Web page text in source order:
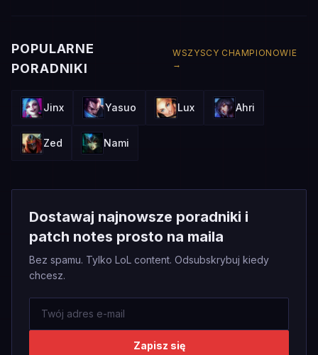
POPULARNE
PORADNIKI
WSZYSCY CHAMPIONOWIE
→
Jinx Yasuo Lux Ahri
Zed Nami
Dostawaj najnowsze poradniki i
patch notes prosto na maila
Bez spamu. Tylko LoL content. Odsubskrybuj kiedy
chcesz.
Zapisz się